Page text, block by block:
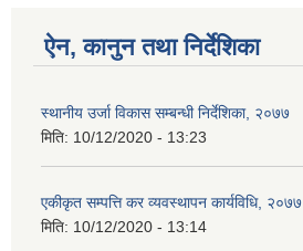
ऐन, कानुन तथा निर्देशिका
स्थानीय उर्जा विकास सम्बन्धी निर्देशिका, २०७७
मिति: 10/12/2020 - 13:23
एकीकृत सम्पत्ति कर व्यवस्थापन कार्यविधि, २०७७
मिति: 10/12/2020 - 13:14